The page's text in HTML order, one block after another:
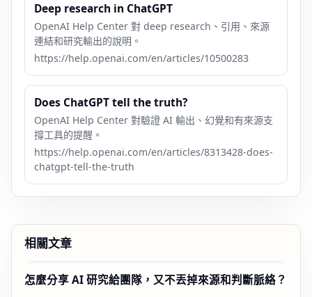
Deep research in ChatGPT
OpenAI Help Center 對 deep research、引用、來源
連結和研究輸出的說明。
https://help.openai.com/en/articles/10500283
Does ChatGPT tell the truth?
OpenAI Help Center 對驗證 AI 輸出、幻覺和有來源支
撐工具的提醒。
https://help.openai.com/en/articles/8313428-does-
chatgpt-tell-the-truth
相關文章
怎麼分享 AI 研究給團隊，又不丟掉來源和判斷脈絡？